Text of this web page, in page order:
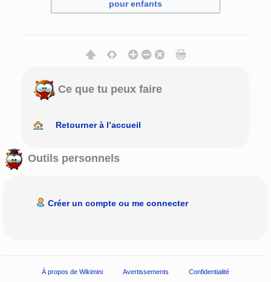
pour enfants
Ce que tu peux faire
Retourner à l’accueil
Outils personnels
Créer un compte ou me connecter
À propos de Wikimini Avertissements Confidentialité